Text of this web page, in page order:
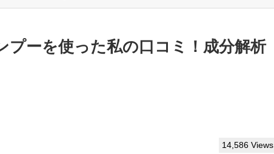
プーを使った私の口コミ！成分解析
14,586 Views